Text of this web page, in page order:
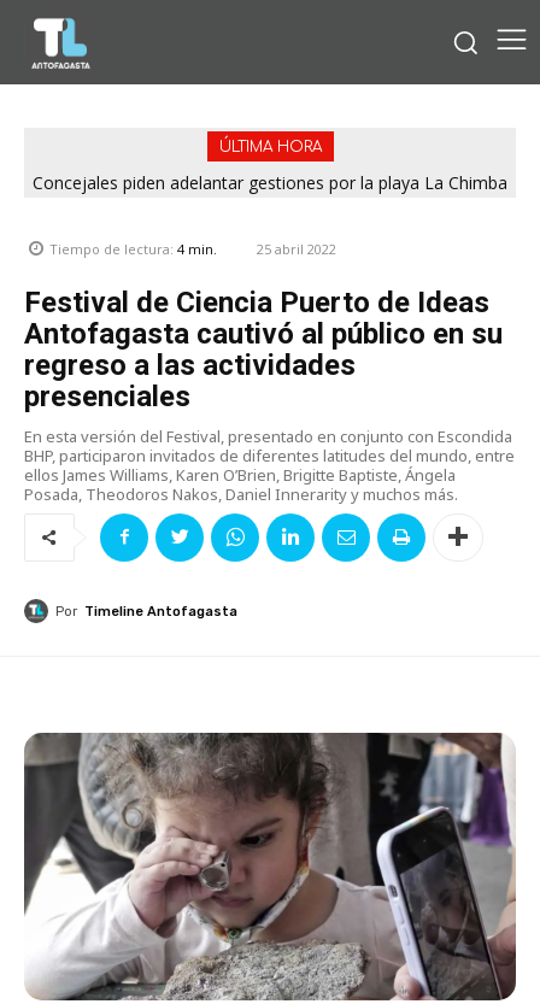
ÚLTIMA HORA
Concejales piden adelantar gestiones por la playa La Chimba
Tiempo de lectura: 4min. 25 abril 2022
Festival de Ciencia Puerto de Ideas
Antofagasta cautivó al público en su
regreso a las actividades
presenciales
En esta versión del Festival, presentado en conjunto con Escondida
BHP, participaron invitados de diferentes latitudes del mundo, entre
ellos James Williams, Karen O’Brien, Brigitte Baptiste, Ángela
Posada, Theodoros Nakos, Daniel Innerarity y muchos más.
Por Timeline Antofagasta